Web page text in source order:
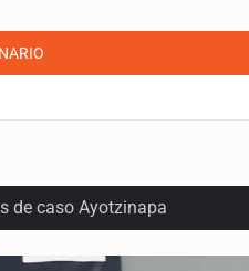
de caso Ayotzinapa